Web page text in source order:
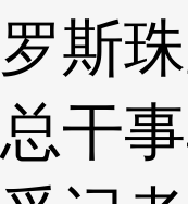
罗斯
总干